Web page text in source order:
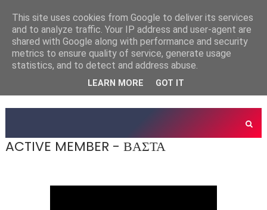
ACTIVE MEMBER - ΒΑΣΤΑ
This site uses cookies from Google to deliver its services
and to analyze traffic. Your IP address and user-agent are
shared with Google along with performance and security
metrics to ensure quality of service, generate usage
statistics, and to detect and address abuse.
LEARN MORE GOT IT